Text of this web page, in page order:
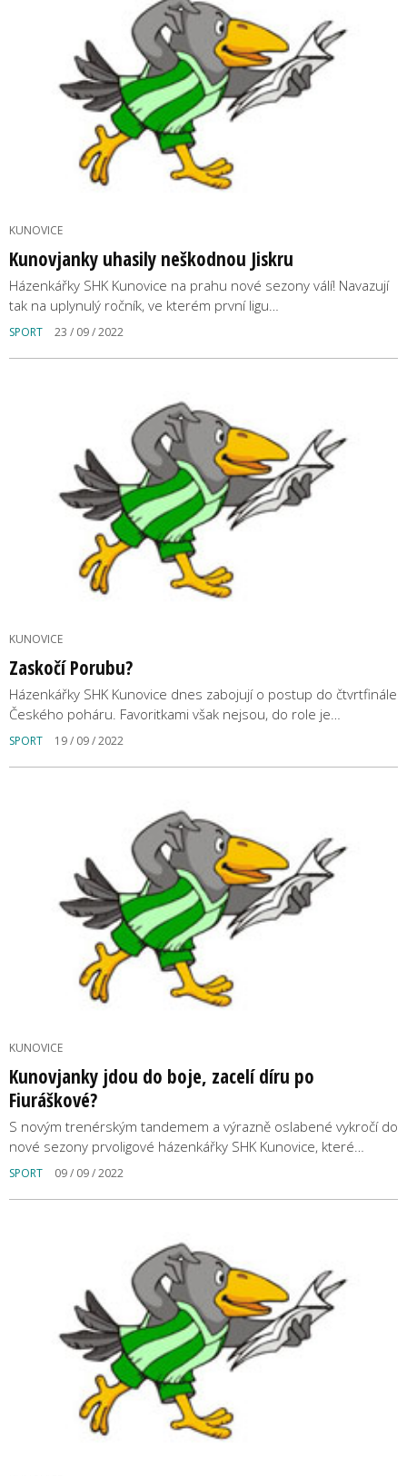
KUNOVICE
Kunovjanky uhasily neškodnou Jiskru
Házenkářky SHK Kunovice na prahu nové sezony válí! Navazují
tak na uplynulý ročník, ve kterém první ligu…
SPORT 23 / 09 / 2022
KUNOVICE
Zaskočí Porubu?
Házenkářky SHK Kunovice dnes zabojují o postup do čtvrtfinále
Českého poháru. Favoritkami však nejsou, do role je…
SPORT 19 / 09 / 2022
KUNOVICE
Kunovjanky jdou do boje, zacelí díru po
Fiuráškové?
S novým trenérským tandemem a výrazně oslabené vykročí do
nové sezony prvoligové házenkářky SHK Kunovice, které…
SPORT 09 / 09 / 2022